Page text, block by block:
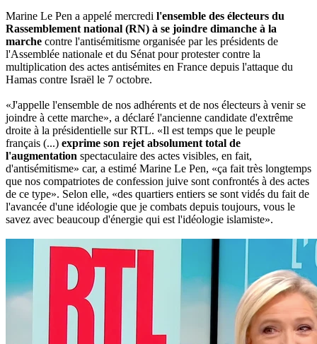
Marine Le Pen a appelé mercredi l'ensemble des électeurs du
Rassemblement national (RN) à se joindre dimanche à la
marche contre l'antisémitisme organisée par les présidents de
l'Assemblée nationale et du Sénat pour protester contre la
multiplication des actes antisémites en France depuis l'attaque du
Hamas contre Israël le 7 octobre.
«J'appelle l'ensemble de nos adhérents et de nos électeurs à venir se
joindre à cette marche», a déclaré l'ancienne candidate d'extrême
droite à la présidentielle sur RTL. «Il est temps que le peuple
français (...) exprime son rejet absolument total de
l'augmentation spectaculaire des actes visibles, en fait,
d'antisémitisme» car, a estimé Marine Le Pen, «ça fait très longtemps
que nos compatriotes de confession juive sont confrontés à des actes
de ce type». Selon elle, «des quartiers entiers se sont vidés du fait de
l'avancée d'une idéologie que je combats depuis toujours, vous le
savez avec beaucoup d'énergie qui est l'idéologie islamiste».